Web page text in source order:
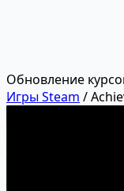
Обновление
Игры Steam /